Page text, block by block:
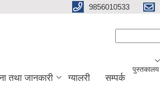
9856010533
तथा जानकारी ग्यालरी सम्पर्क
पुस्तकालय